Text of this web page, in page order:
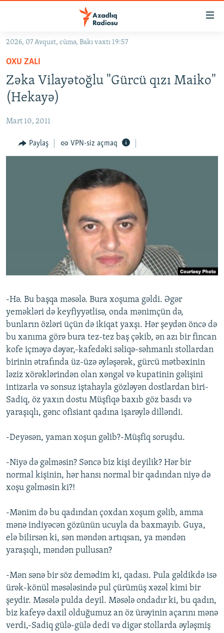
Əsas
qayıt
Əsas
naviqasiyaya
qayıt
#İZAHLA
KORRUPSIOMETR
#ƏSLINDƏ
FƏRQƏ BAX
QANUNI DOĞRU
FOTOQALEREYA
AZƏRBAYCAN ƏDƏBIYYATI KITABXANASI
İSLAM VƏ DEMOKRATIYA
İZ - MƏDƏNIYYƏT PROQRAMI
PEŞƏ ETIKASI VƏ JURNALISTIKA STANDARTLARIMIZ
MATERIALLARIMIZDAN ISTIFADƏ
BIZIMLƏ ƏLAQƏ
XƏBƏR BÜLLETENLƏRIMIZ
2026, 07 Avqust, cümə, Bakı vaxtı 19:57
OXU ZALI
Zəka Vilayətoğlu "Gürcü qızı Maiko"
(Hekayə)
Mart 10, 2011
Paylaş VPN-siz açmaq
-Hə. Bu başqa məsələ. Bura xoşuma gəldi. Əgər
yeməkləri də keyfiyyətlisə, onda mənimçün də,
bunların özləri üçün də ikiqat yaxşı. Hər şeydən öncə də
bu xanıma görə bura tez-tez baş çəkib, ən azı bir fincan
kofe içməyə dəyər,-kafedəki səliqə-səhmanlı stollardan
birinin ətrafında üz-üzə əyləşərək, gürcü mətbəxinin
ləziz xörəklərindən olan xəngəl və kupatinin gəlişini
intizarla və sonsuz iştahayla gözləyən dostlardan biri-
Sadiq, öz yaxın dostu Müşfiqə baxıb göz basdı və
yaraşıqlı, gənc ofisiant qadına işarəylə dilləndi.
-Deyəsən, yaman xoşun gəlib?-Müşfiq soruşdu.
-Niyə də gəlməsin? Səncə biz kişi deyilik? Hər bir
normal kişinin, hər hansı normal bir qadından niyə də
xoşu gəlməsin ki?!
-Mənim də bu qadından çoxdan xoşum gəlib, amma
mənə indiyəcən gözünün ucuyla da baxmayıb. Guya,
elə bilirsən ki, sən məndən artıqsan, ya məndən
yaraşıqlı, məndən pullusan?
-Mən sənə bir söz demədim ki, qadası. Pula gəldikdə isə
ürək-könül məsələsində pul çürümüş xəzəl kimi bir
şeydir. Məsələ pulda deyil. Məsələ ondadır ki, bu qadın,
biz kafeyə daxil olduğumuz an öz ürəyinin açarını mənə
verdi,-Sadiq gülə-gülə dedi və digər stollarda əyləşmiş